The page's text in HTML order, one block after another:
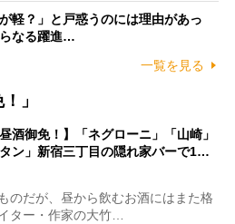
軽？」と戸惑うのには理由があっ
なる躍進…
一覧を見る
」
酒御免！】「ネグローニ」「山崎」
タン」新宿三丁目の隠れ家バーで1…
のだが、昼から飲むお酒にはまた格
ー・作家の大竹…